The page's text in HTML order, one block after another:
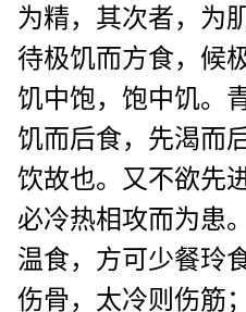
为精，其次者，为
待极饥而方食，候
饥中饱，饱中饥。
饥而后食，先渴而
饮故也。又不欲先
必冷热相攻而为患
温食，方可少餐玲
伤骨，太冷则伤筋